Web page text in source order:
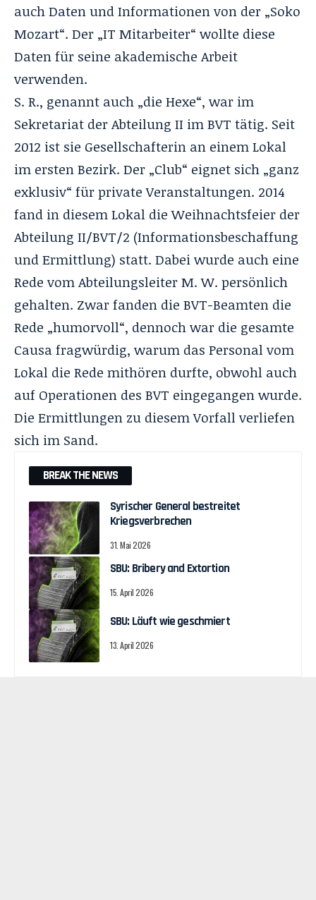
auch Daten und Informationen von der „Soko
Mozart“. Der „IT Mitarbeiter“ wollte diese
Daten für seine akademische Arbeit
verwenden.
S. R., genannt auch „die Hexe“, war im
Sekretariat der Abteilung II im BVT tätig. Seit
2012 ist sie Gesellschafterin an einem Lokal
im ersten Bezirk. Der „Club“ eignet sich „ganz
exklusiv“ für private Veranstaltungen. 2014
fand in diesem Lokal die Weihnachtsfeier der
Abteilung II/BVT/2 (Informationsbeschaffung
und Ermittlung) statt. Dabei wurde auch eine
Rede vom Abteilungsleiter M. W. persönlich
gehalten. Zwar fanden die BVT-Beamten die
Rede „humorvoll“, dennoch war die gesamte
Causa fragwürdig, warum das Personal vom
Lokal die Rede mithören durfte, obwohl auch
auf Operationen des BVT eingegangen wurde.
Die Ermittlungen zu diesem Vorfall verliefen
sich im Sand.
BREAK THE NEWS
Syrischer General bestreitet
Kriegsverbrechen
31. Mai 2026
SBU: Bribery and Extortion
15. April 2026
SBU: Läuft wie geschmiert
13. April 2026